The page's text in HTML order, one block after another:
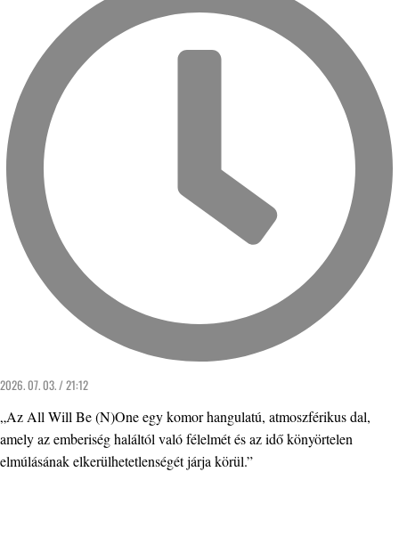
2026. 07. 03. / 21:12
„Az All Will Be (N)One egy komor hangulatú, atmoszférikus dal,
amely az emberiség haláltól való félelmét és az idő könyörtelen
elmúlásának elkerülhetetlenségét járja körül.”